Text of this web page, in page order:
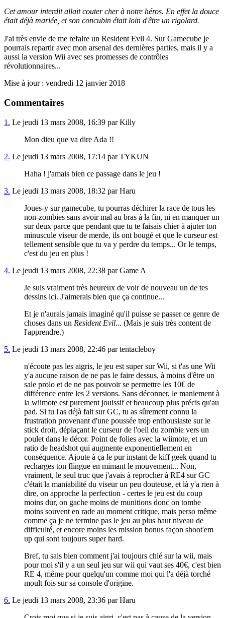
Cet amour interdit allait couter cher à notre héros. En effet la douce
était déjà mariée, et son concubin était loin d'être un rigolard.
J'ai très envie de me refaire un Resident Evil 4. Sur Gamecube je
pourrais repartir avec mon arsenal des dernières parties, mais il y a
aussi la version Wii avec ses promesses de contrôles
révolutionnaires...
Mise à jour : vendredi 12 janvier 2018
Commentaires
1. Le jeudi 13 mars 2008, 16:39 par Killy
Mon dieu que va dire Ada !!
2. Le jeudi 13 mars 2008, 17:14 par TYKUN
Haha ! j'amais bien ce passage dans le jeu !
3. Le jeudi 13 mars 2008, 18:32 par Haru
Joues-y sur gamecube, tu pourras déchirer la race de tous les
non-zombies sans avoir mal au bras à la fin, ni en manquer un
sur deux parce que pendant que tu te faisais chier à ajuter ton
minuscule viseur de merde, ils ont bougé et que le curseur est
tellement sensible que tu va y perdre du temps... Or le temps,
c'est du jeu en plus !
4. Le jeudi 13 mars 2008, 22:38 par Game A
Je suis vraiment très heureux de voir de nouveau un de tes
dessins ici. J'aimerais bien que ça continue...
Et je n'aurais jamais imaginé qu'il puisse se passer ce genre de
choses dans un Resident Evil... (Mais je suis très content de
l'apprendre.)
5. Le jeudi 13 mars 2008, 22:46 par tentacleboy
n'écoute pas les aigris, le jeu est super sur Wii, si t'as une Wii
y'a aucune raison de ne pas le faire dessus, à moins d'être un
sale prolo et de ne pas pouvoir se permettre les 10€ de
différence entre les 2 versions. Sans déconner, le maniement à
la wiimote est purement jouissif et beaucoup plus précis qu'au
pad. Si tu l'as déjà fait sur GC, tu as sûrement connu la
frustration provenant d'une poussée trop enthousiaste sur le
stick droit, déplaçant le curseur de l'oeil du zombie vers un
poulet dans le décor. Point de folies avec la wiimote, et un
ratio de headshot qui augmente exponentiellement en
conséquence. Ajoute à ça le pur instant de kiff geek quand tu
recharges ton flingue en mimant le mouvement... Non,
vraiment, le seul truc que j'avais à reprocher à RE4 sur GC
c'était la maniabilité du viseur un peu douteuse, et là y'a rien à
dire, on approche la perfection - certes le jeu est du coup
moins dur, on gache moins de munitions donc on tombe
moins souvent en rade au moment critique, mais perso même
comme ça je ne termine pas le jeu au plus haut niveau de
difficulté, et encore moins les mission bonus façon shoot'em
up qui sont toujours super hard.
Bref, tu sais bien comment j'ai toujours chié sur la wii, mais
pour moi s'il y a un seul jeu sur wii qui vaut ses 40€, c'est bien
RE 4, même pour quelqu'un comme moi qui l'a déjà torché
moult fois sur sa console d'origine.
6. Le jeudi 13 mars 2008, 23:36 par Haru